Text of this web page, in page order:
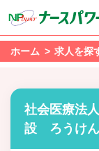
ホーム 求人を探
社会医療法
設 ろうけ